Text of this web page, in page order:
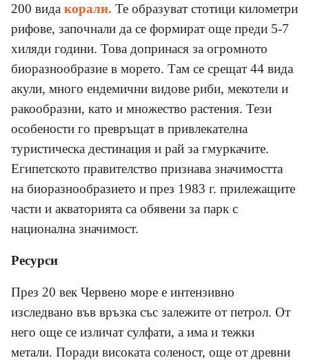
200 вида корали. Те образуват стотици километри
рифове, започнали да се формират още преди 5-7
хиляди години. Това допринася за огромното
биоразнообразие в морето. Там се срещат 44 вида
акули, много ендемични видове риби, мекотели и
ракообразни, като и множество растения. Тези
особености го превръщат в привлекателна
туристическа дестинация и рай за гмуркачите.
Египетското правителство признава значимостта
на биоразнообразието и през 1983 г. прилежащите
части и акваторията са обявени за парк с
национална значимост.
Ресурси
През 20 век Червено море е интензивно
изследвано във връзка със залежите от петрол. От
него още се изличат сулфати, а има и тежки
метали. Поради високата соленост, още от древни